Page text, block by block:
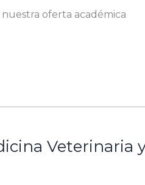
oferta académica
Veterinaria